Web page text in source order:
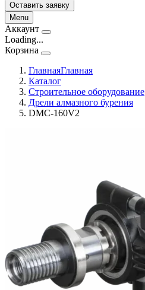
Оставить заявку
Menu
Аккаунт
Loading...
Корзина
ГлавнаяГлавная
Каталог
Строительное оборудование
Дрели алмазного бурения
DMC-160V2